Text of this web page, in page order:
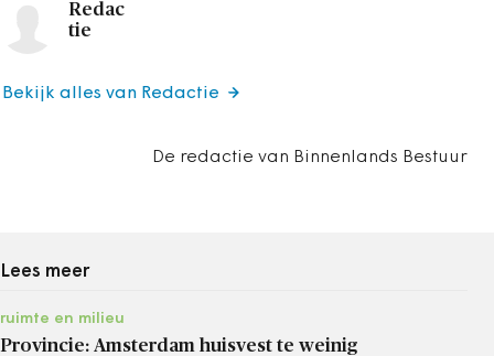
Redac
tie
De redactie van Binnenlands Bestuur
Bekijk alles van Redactie
Lees meer
ruimte en milieu
Provincie: Amsterdam huisvest te weinig